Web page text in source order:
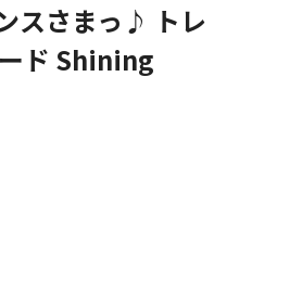
スさまっ♪ トレ
ド Shining